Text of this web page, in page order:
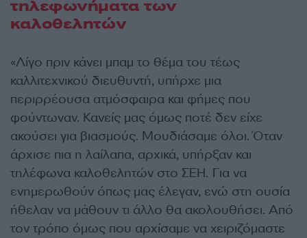
τηλεφωνήματα των
καλοθελητών
«Λίγο πριν κάνει μπαμ το θέμα του τέως
καλλιτεχνικού διευθυντή, υπήρχε μια
περιρρέουσα ατμόσφαιρα και φήμες που
φούντωναν. Κανείς μας όμως ποτέ δεν είχε
ακούσει για βιασμούς. Μουδιάσαμε όλοι. Όταν
άρχισε πια η λαίλαπα, αρχικά, υπήρξαν και
τηλέφωνα καλοθελητών στο ΣΕΗ. Για να
ενημερωθούν όπως μας έλεγαν, ενώ στη ουσία
ήθελαν να μάθουν τι άλλο θα ακολουθήσει. Από
τον τρόπο όμως που αρχίσαμε να χειριζόμαστε